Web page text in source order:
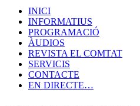
INICI
INFORMATIUS
PROGRAMACIÓ
ÀUDIOS
REVISTA EL COMTAT
SERVICIS
CONTACTE
EN DIRECTE…